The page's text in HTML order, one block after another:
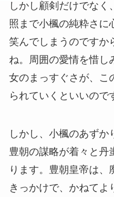
しかし顧剣だけでなく
照まで小楓の純粋さに
笑んでしまうのですか
ね。周囲の愛情を惜し
女のまっすぐさが、こ
られていくといいので
しかし、小楓のあずか
豊朝の謀略が着々と丹
ります。豊朝皇帝は、
きっかけで、かねてよ